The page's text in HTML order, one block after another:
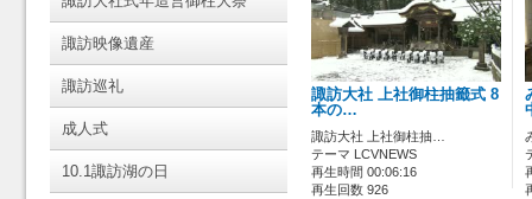
諏訪映像遺産
諏訪巡礼
成人式
10.1諏訪湖の日
諏訪大社 上社御柱抽籤式 8
本の…
諏訪大社 上社御柱抽…
テーマ LCVNEWS
再生時間 00:06:16
再生回数 926